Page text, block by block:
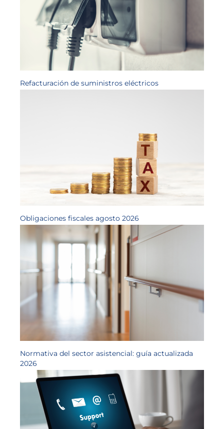
Refacturación de suministros eléctricos
Obligaciones fiscales agosto 2026
Normativa del sector asistencial: guía actualizada
2026